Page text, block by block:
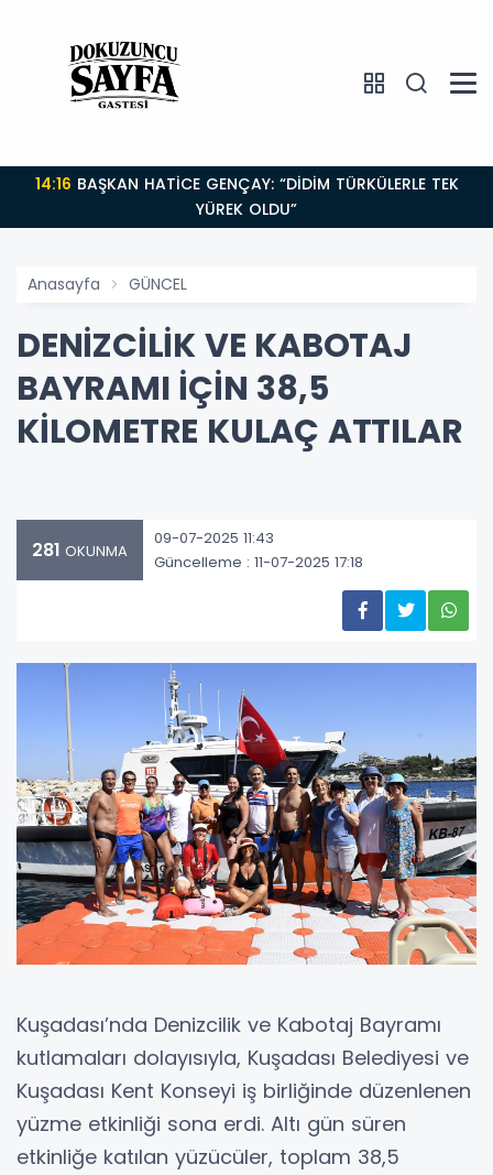
14:16
YÜREK OLDU”
Anasayfa GÜNCEL
DENİZCİLİK VE KABOTAJ
BAYRAMI İÇİN 38,5
KİLOMETRE KULAÇ ATTILAR
281 OKUNMA
09-07-2025 11:43
Güncelleme : 11-07-2025 17:18
Kuşadası’nda Denizcilik ve Kabotaj Bayramı
kutlamaları dolayısıyla, Kuşadası Belediyesi ve
Kuşadası Kent Konseyi iş birliğinde düzenlenen
yüzme etkinliği sona erdi. Altı gün süren
etkinliğe katılan yüzücüler, toplam 38,5